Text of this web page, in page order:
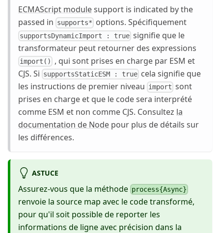
ECMAScript modulesupport is indicated by the
passed in supports* options. Spécifiquement
supportsDynamicImport : true signifie que le
transformateur peut retourner des expressions
import()
, qui sont prises en charge par ESM et
CJS. Si supportsStaticESM : true cela signifie que
les instructions de premier niveau import sont
prises en charge et que le code sera interprété
comme ESM et non comme CJS. Consultez la
documentation de Node pour plus de détails sur
les différences.
ASTUCE
Assurez-vous que la méthode process{Async}
renvoie la source map avec le code transformé,
pour qu'il soit possible de reporter les
informations de ligne avec précision dans la